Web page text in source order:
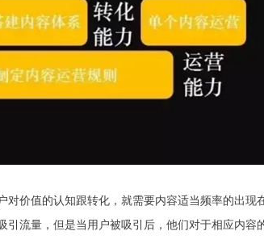
价值的认知跟转化，就需要内容适当频率的出现
引流量，但是当用户被吸引后，他们对于相应内